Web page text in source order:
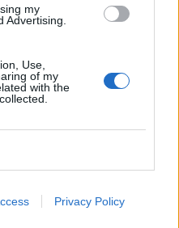
my
Advertising.
Use,
of my
with the
Privacy Policy
του
τους
ποτέ οι θρύλοι που